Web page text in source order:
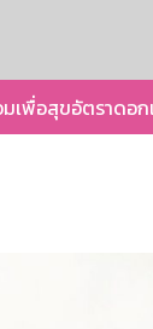
เพื่อสุขอัตราดอก